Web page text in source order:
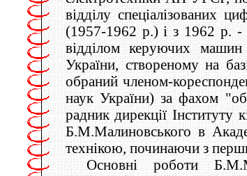
відділу
(1957-1962 р.) і з 1962 р. -
відділом керуючих
України, створеному на
обраний членом-
наук України) за фахом
радник дирекції
Б.М.Малиновського в
технікою, починаючи з
Основні роботи